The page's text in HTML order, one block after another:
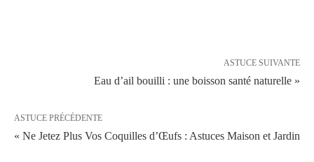
ASTUCE SUIVANTE
Eau d’ail bouilli : une boisson santé naturelle »
ASTUCE PRÉCÉDENTE
« Ne Jetez Plus Vos Coquilles d’Œufs : Astuces Maison et Jardin